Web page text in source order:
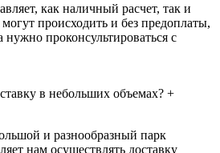
как наличный расчет, так и
происходить и без предоплаты,
нужно проконсультироваться с
в небольших объемах? +
и разнообразный парк
нам осуществлять доставку